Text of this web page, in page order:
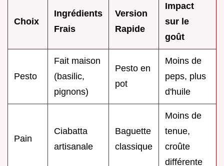
Choix
Ingrédients
Frais
Version
Rapide
Impact
sur le
goût
Pesto
Fait maison
(basilic,
pignons)
Pesto en
pot
Moins de
peps, plus
d'huile
Pain
Ciabatta
artisanale
Baguette
classique
Moins de
tenue,
croûte
différente